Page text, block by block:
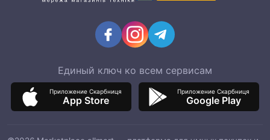
Единый ключ ко всем сервисам
Приложение Скарбниця
App Store
Приложение Скарбниця
Google Play